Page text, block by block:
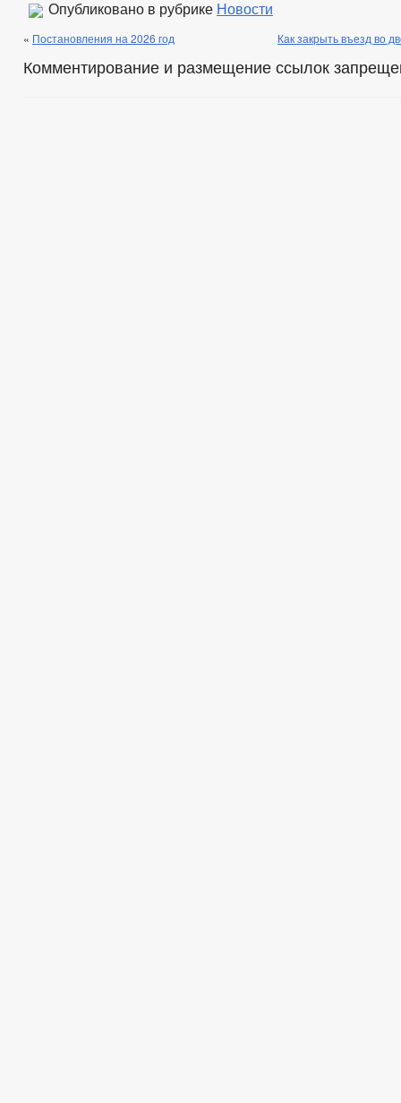
Опубликовано в рубрике Новости
« Постановления на 2026 год Как закрыть въезд во
Комментирование и размещение ссылок